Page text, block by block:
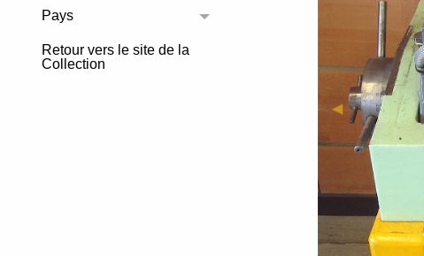
Pays
Toggle menu
Retour vers le site de la
Collection
Previous Slide
◀︎